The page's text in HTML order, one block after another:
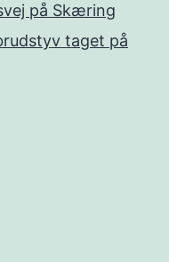
på Skæring
taget på